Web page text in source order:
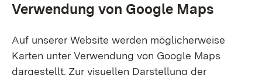
Verwendung von Google Maps
Auf unserer Website werden möglicherweise
Karten unter Verwendung von Google Maps
dargestellt. Zur visuellen Darstellung der